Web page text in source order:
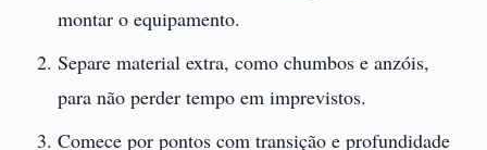
montar o equipamento.
Separe material extra, como chumbos e anzóis,
para não perder tempo em imprevistos.
Comece por pontos com transição e profundidade